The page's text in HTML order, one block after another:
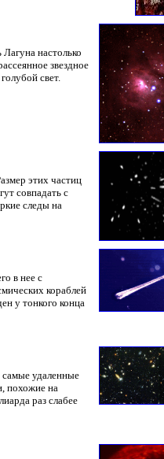
настолько
звездное
свет.
этих частиц
совпадать с
следы на
в нее с
кораблей
у тонкого конца
самые удаленные
похожие на
раз слабее